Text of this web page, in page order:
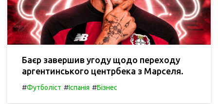
Баєр завершив угоду щодо переходу
аргентинського центрбека з Марселя.
#Футболіст #Іспанія #Бізнес